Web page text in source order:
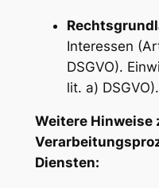
Interessen
DSGVO).
lit. a) DSGVO).
Weitere Hinweise
Diensten: